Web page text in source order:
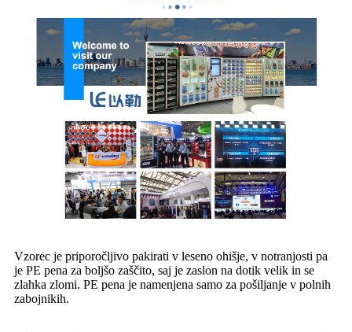
Vzorec je priporočljivo pakirati v leseno ohišje, v notranjosti pa
je PE pena za boljšo zaščito, saj je zaslon na dotik velik in se
zlahka zlomi. PE pena je namenjena samo za pošiljanje v polnih
zabojnikih.